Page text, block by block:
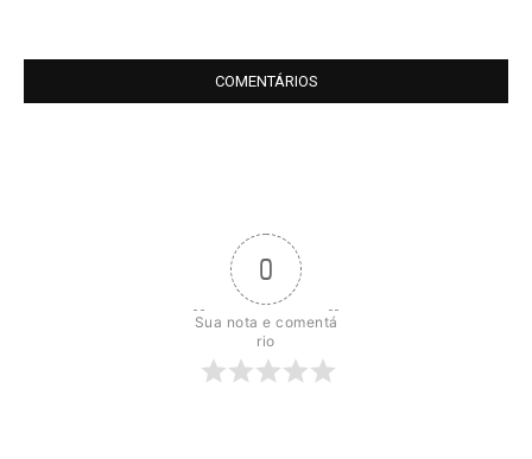
COMENTÁRIOS
0
Sua nota e comentá
rio